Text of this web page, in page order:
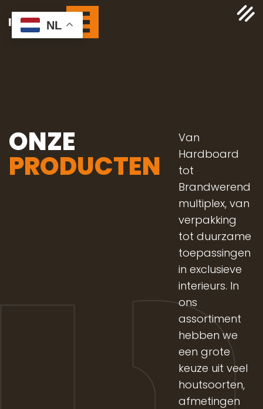
ONZE
PRODUCTEN
Van
Hardboard
tot
Brandwerend
multiplex, van
verpakking
tot duurzame
toepassingen
in exclusieve
interieurs. In
ons
assortiment
hebben we
een grote
keuze uit veel
houtsoorten,
afmetingen
NL